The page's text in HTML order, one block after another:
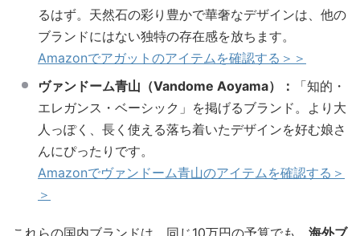
るはず。天然石の彩り豊かで華奢なデザインは、他の
ブランドにはない独特の存在感を放ちます。
Amazonでアガットのアイテムを確認する＞＞
ヴァンドーム青山（Vandome Aoyama）：
「知的・
エレガンス・ベーシック」を掲げるブランド。より大
人っぽく、長く使える落ち着いたデザインを好む娘さ
んにぴったりです。
Amazonでヴァンドーム青山のアイテムを確認する＞
＞
これらの国内ブランドは、同じ10万円の予算でも、 海外ブ